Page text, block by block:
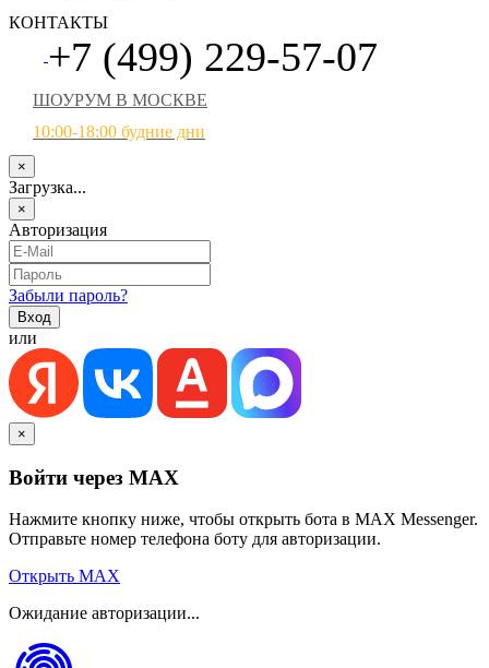
КОНТАКТЫ
+7 (499) 229-57-07
ШОУРУМ В МОСКВЕ
10:00-18:00 будние дни
×
Загрузка...
×
Авторизация
Забыли пароль?
или
×
Войти через MAX
Нажмите кнопку ниже, чтобы открыть бота в MAX Messenger.
Отправьте номер телефона боту для авторизации.
Открыть MAX
Ожидание авторизации...